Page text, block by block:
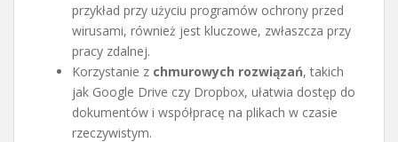
przykład przy użyciu programów ochrony przed
wirusami, również jest kluczowe, zwłaszcza przy
pracy zdalnej.
Korzystanie z chmurowych rozwiązań, takich
jak Google Drive czy Dropbox, ułatwia dostęp do
dokumentów i współpracę na plikach w czasie
rzeczywistym.